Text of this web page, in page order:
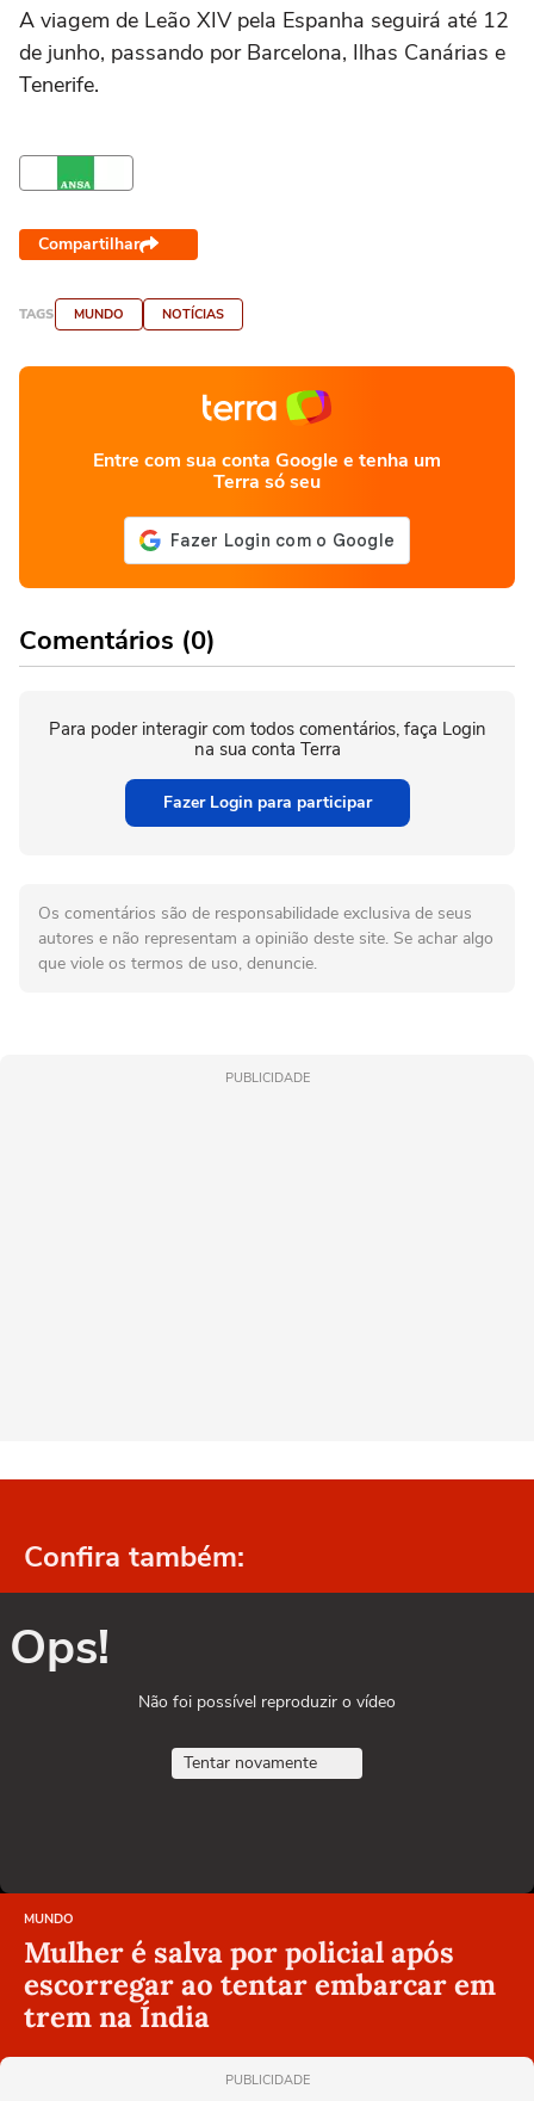
A viagem de Leão XIV pela Espanha seguirá até 12
de junho, passando por Barcelona, Ilhas Canárias e
Tenerife.
Compartilhar
TAGS MUNDO NOTÍCIAS
Entre com sua conta Google e tenha um
Terra só seu
Comentários (0)
Para poder interagir com todos comentários, faça Login
na sua conta Terra
Fazer Login para participar
Os comentários são de responsabilidade exclusiva de seus
autores e não representam a opinião deste site. Se achar algo
que viole os termos de uso, denuncie.
PUBLICIDADE
Confira também:
Ops!
Não foi possível reproduzir o vídeo
Tentar novamente
MUNDO
Mulher é salva por policial após
escorregar ao tentar embarcar em
trem na Índia
PUBLICIDADE